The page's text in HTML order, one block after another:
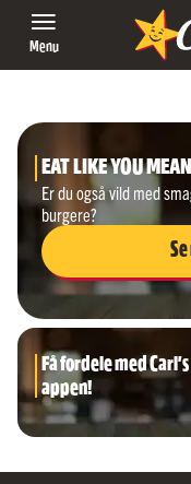
Menu
EAT LIKE YOU
Er du også vild med
burgere?
Få fordele med Carl's
appen!